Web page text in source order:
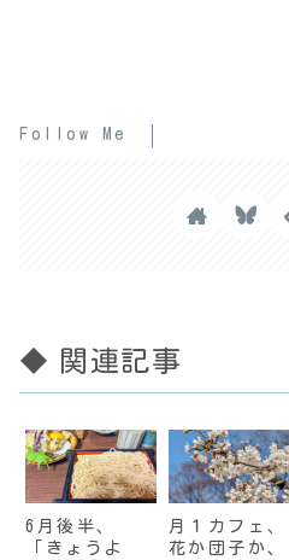
Follow Me
◆ 関連記事
6月後半、
「きょうよ
月１カフェ、
花か団子か、